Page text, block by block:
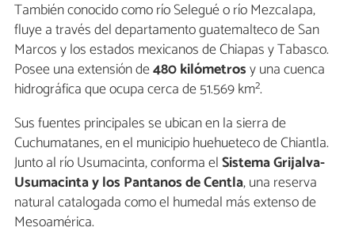
También conocido como río Selegué o río Mezcalapa,
fluye a través del departamento guatemalteco de San
Marcos y los estados mexicanos de Chiapas y Tabasco.
Posee una extensión de480 kilómetrosy una cuenca
hidrográfica que ocupa cerca de 51.569 km².
Sus fuentes principales se ubican en la sierra de
Cuchumatanes, en el municipio huehueteco de Chiantla.
Junto al río Usumacinta, conforma elSistema Grijalva-
Usumacinta y los Pantanos de Centla, una reserva
natural catalogada como el humedal más extenso de
Mesoamérica.